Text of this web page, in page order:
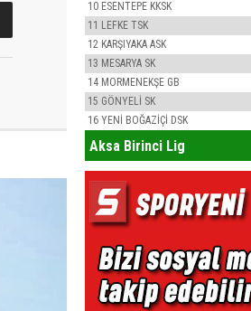
10 ESENTEPE KKSK
11 LEFKE TSK
12 KARŞIYAKA ASK
13 MESARYA SK
14 MORMENEKŞE GB
15 GÖNYELİ SK
16 YENİ BOĞAZİÇİ DSK
Aksa Birinci Lig